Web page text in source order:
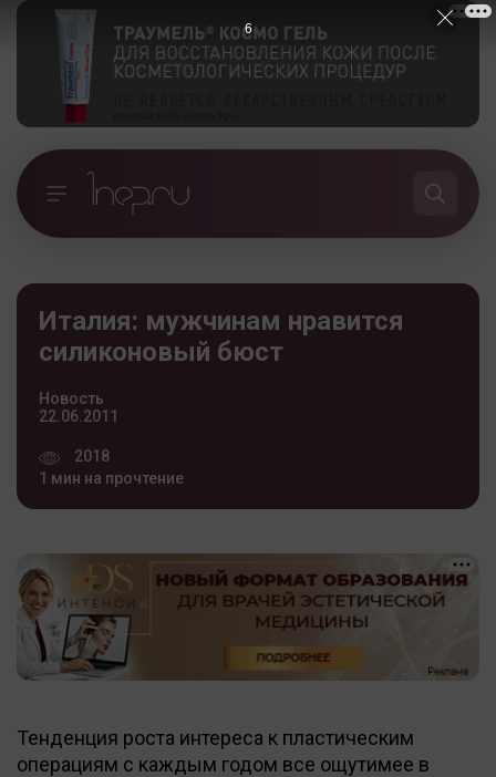
Италия: мужчинам нравится
силиконовый бюст
Новость
22.06.2011
2018
1 мин на прочтение
Тенденция роста интереса к пластическим
операциям с каждым годом все ощутимее в
5